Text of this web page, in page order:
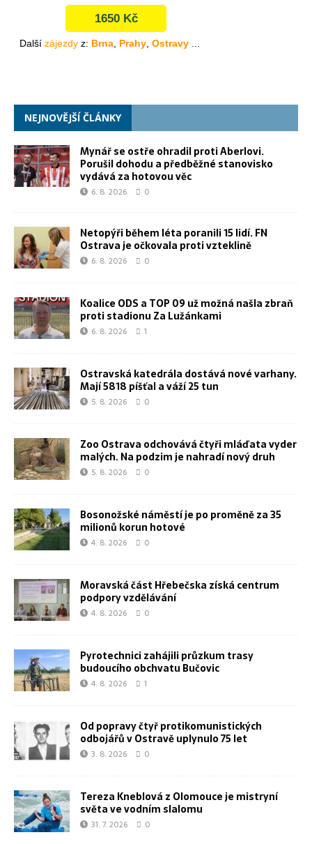
NEJNOVĚJŠÍ ČLÁNKY
Mynář se ostře ohradil proti Aberlovi.
Porušil dohodu a předběžné stanovisko
vydává za hotovou věc
6. 8. 2026 0
Netopýři během léta poranili 15 lidí. FN
Ostrava je očkovala proti vzteklině
6. 8. 2026 0
Koalice ODS a TOP 09 už možná našla zbraň
proti stadionu Za Lužánkami
6. 8. 2026 1
Ostravská katedrála dostává nové varhany.
Mají 5818 píšťal a váží 25 tun
5. 8. 2026 0
Zoo Ostrava odchovává čtyři mláďata vyder
malých. Na podzim je nahradí nový druh
5. 8. 2026 0
Bosonožské náměstí je po proměně za 35
milionů korun hotové
4. 8. 2026 0
Moravská část Hřebečska získá centrum
podpory vzdělávání
4. 8. 2026 0
Pyrotechnici zahájili průzkum trasy
budoucího obchvatu Bučovic
4. 8. 2026 1
Od popravy čtyř protikomunistických
odbojářů v Ostravě uplynulo 75 let
3. 8. 2026 0
Tereza Kneblová z Olomouce je mistryní
světa ve vodním slalomu
31. 7. 2026 0